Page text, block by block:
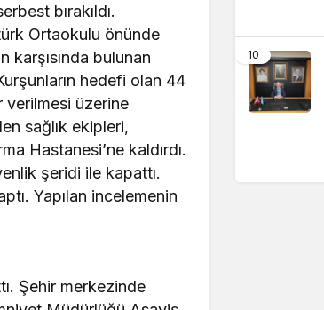
bırakıldı.
Ortaokulu önünde
bulunan
hedefi olan 44
verilmesi üzerine
sağlık ekipleri,
Hastanesi’ne kaldırdı.
şeridi ile kapattı.
Yapılan incelemenin
Şehir merkezinde
10